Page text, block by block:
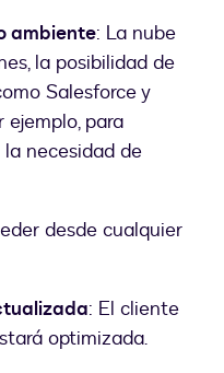
ambiente: La nube
la posibilidad de
Salesforce y
ejemplo, para
necesidad de
desde cualquier
: El cliente
optimizada.